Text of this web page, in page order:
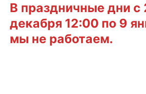
В праздничные дни с
декабря 12:00 по 9
мы не работаем.